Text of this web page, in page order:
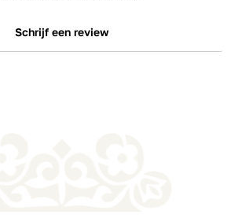
Schrijf een review